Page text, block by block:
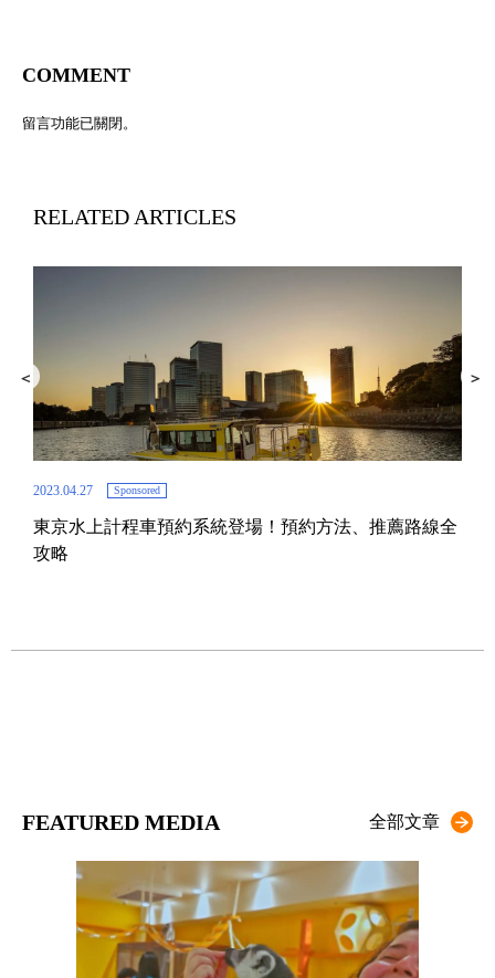
COMMENT
留言功能已關閉。
FEATURED MEDIA 全部文章
RELATED ARTICLES
2023.04.27 Sponsored
東京水上計程車預約系統登場！預約方法、推薦路線全
攻略